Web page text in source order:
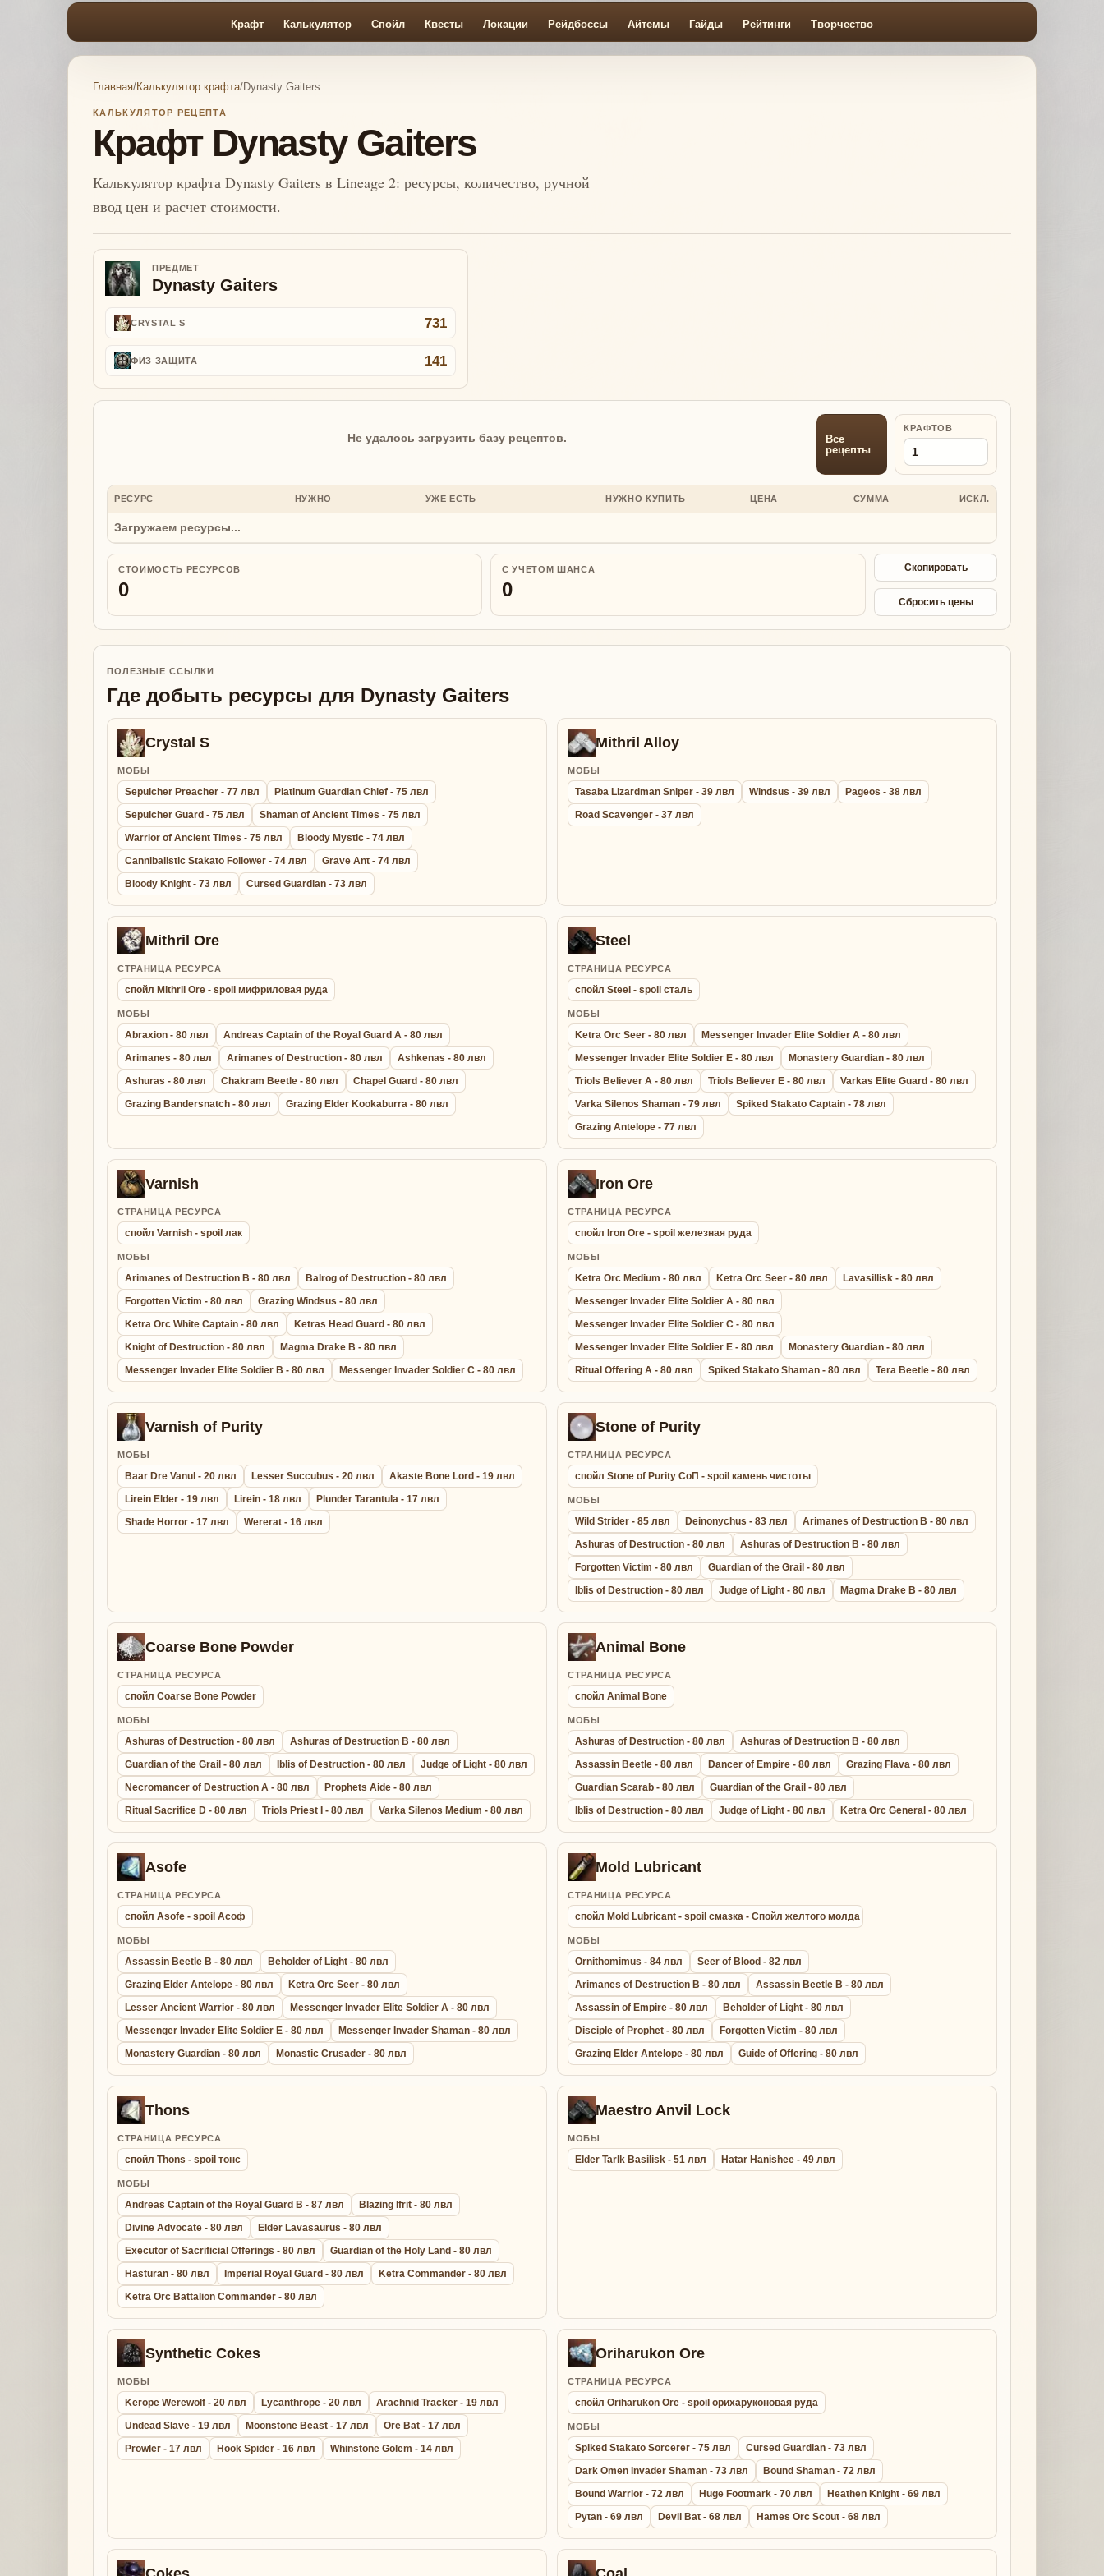
Крафт Калькулятор Спойл Квесты Локации Рейдбоссы Айтемы Гайды Рейтинги Творчество
Главная/Калькулятор крафта/Dynasty Gaiters
КАЛЬКУЛЯТОР РЕЦЕПТА
Крафт Dynasty Gaiters
Калькулятор крафта Dynasty Gaiters в Lineage 2: ресурсы, количество, ручной
ввод цен и расчет стоимости.
ПРЕДМЕТ
Dynasty Gaiters
CRYSTAL S 731
ФИЗ ЗАЩИТА 141
Не удалось загрузить базу рецептов.
Все
рецепты
КРАФТОВ
РЕСУРС НУЖНО УЖЕ ЕСТЬ НУЖНО КУПИТЬ ЦЕНА СУММА ИСКЛ.
Загружаем ресурсы...
СТОИМОСТЬ РЕСУРСОВ
0
С УЧЕТОМ ШАНСА
0
Скопировать
Сбросить цены
ПОЛЕЗНЫЕ ССЫЛКИ
Где добыть ресурсы для Dynasty Gaiters
Crystal S
МОБЫ
Sepulcher Preacher - 77 лвл
Platinum Guardian Chief - 75 лвл
Sepulcher Guard - 75 лвл
Shaman of Ancient Times - 75 лвл
Warrior of Ancient Times - 75 лвл
Bloody Mystic - 74 лвл
Cannibalistic Stakato Follower - 74 лвл
Grave Ant - 74 лвл
Bloody Knight - 73 лвл
Cursed Guardian - 73 лвл
Mithril Alloy
МОБЫ
Tasaba Lizardman Sniper - 39 лвл Windsus - 39 лвл
Pageos - 38 лвл
Road Scavenger - 37 лвл
Mithril Ore
СТРАНИЦА РЕСУРСА
спойл Mithril Ore - spoil мифриловая руда
МОБЫ
Abraxion - 80 лвл
Andreas Captain of the Royal Guard A - 80 лвл
Arimanes - 80 лвл
Arimanes of Destruction - 80 лвл
Ashkenas - 80 лвл
Ashuras - 80 лвл
Chakram Beetle - 80 лвл
Chapel Guard - 80 лвл
Grazing Bandersnatch - 80 лвл
Grazing Elder Kookaburra - 80 лвл
Steel
СТРАНИЦА РЕСУРСА
спойл Steel - spoil сталь
МОБЫ
Ketra Orc Seer - 80 лвл
Messenger Invader Elite Soldier A - 80 лвл
Messenger Invader Elite Soldier E - 80 лвл
Monastery Guardian - 80 лвл
Triols Believer A - 80 лвл
Triols Believer E - 80 лвл
Varkas Elite Guard - 80 лвл
Varka Silenos Shaman - 79 лвл
Spiked Stakato Captain - 78 лвл
Grazing Antelope - 77 лвл
Varnish
СТРАНИЦА РЕСУРСА
спойл Varnish - spoil лак
МОБЫ
Arimanes of Destruction B - 80 лвл
Balrog of Destruction - 80 лвл
Forgotten Victim - 80 лвл
Grazing Windsus - 80 лвл
Ketra Orc White Captain - 80 лвл
Ketras Head Guard - 80 лвл
Knight of Destruction - 80 лвл
Magma Drake B - 80 лвл
Messenger Invader Elite Soldier B - 80 лвл
Messenger Invader Soldier C - 80 лвл
Iron Ore
СТРАНИЦА РЕСУРСА
спойл Iron Ore - spoil железная руда
МОБЫ
Ketra Orc Medium - 80 лвл Ketra Orc Seer - 80 лвл
Lavasillisk - 80 лвл
Messenger Invader Elite Soldier A - 80 лвл
Messenger Invader Elite Soldier C - 80 лвл
Messenger Invader Elite Soldier E - 80 лвл
Monastery Guardian - 80 лвл
Ritual Offering A - 80 лвл
Spiked Stakato Shaman - 80 лвл Tera Beetle - 80 лвл
Varnish of Purity
МОБЫ
Baar Dre Vanul - 20 лвл Lesser Succubus - 20 лвл
Akaste Bone Lord - 19 лвл
Lirein Elder - 19 лвл
Lirein - 18 лвл
Plunder Tarantula - 17 лвл
Shade Horror - 17 лвл
Wererat - 16 лвл
Stone of Purity
СТРАНИЦА РЕСУРСА
спойл Stone of Purity СоП - spoil камень чистоты
МОБЫ
Wild Strider - 85 лвл Deinonychus - 83 лвл
Arimanes of Destruction B - 80 лвл
Ashuras of Destruction - 80 лвл
Ashuras of Destruction B - 80 лвл
Forgotten Victim - 80 лвл
Guardian of the Grail - 80 лвл
Iblis of Destruction - 80 лвл
Judge of Light - 80 лвл Magma Drake B - 80 лвл
Coarse Bone Powder
СТРАНИЦА РЕСУРСА
спойл Coarse Bone Powder
МОБЫ
Ashuras of Destruction - 80 лвл
Ashuras of Destruction B - 80 лвл
Guardian of the Grail - 80 лвл
Iblis of Destruction - 80 лвл
Judge of Light - 80 лвл
Necromancer of Destruction A - 80 лвл
Prophets Aide - 80 лвл
Ritual Sacrifice D - 80 лвл
Triols Priest I - 80 лвл Varka Silenos Medium - 80 лвл
Animal Bone
СТРАНИЦА РЕСУРСА
спойл Animal Bone
МОБЫ
Ashuras of Destruction - 80 лвл
Ashuras of Destruction B - 80 лвл
Assassin Beetle - 80 лвл
Dancer of Empire - 80 лвл
Grazing Flava - 80 лвл
Guardian Scarab - 80 лвл
Guardian of the Grail - 80 лвл
Iblis of Destruction - 80 лвл
Judge of Light - 80 лвл Ketra Orc General - 80 лвл
Asofe
СТРАНИЦА РЕСУРСА
спойл Asofe - spoil Асоф
МОБЫ
Assassin Beetle B - 80 лвл
Beholder of Light - 80 лвл
Grazing Elder Antelope - 80 лвл
Ketra Orc Seer - 80 лвл
Lesser Ancient Warrior - 80 лвл
Messenger Invader Elite Soldier A - 80 лвл
Messenger Invader Elite Soldier E - 80 лвл
Messenger Invader Shaman - 80 лвл
Monastery Guardian - 80 лвл
Monastic Crusader - 80 лвл
Mold Lubricant
СТРАНИЦА РЕСУРСА
спойл Mold Lubricant - spoil смазка - Спойл желтого молда
МОБЫ
Ornithomimus - 84 лвл
Seer of Blood - 82 лвл
Arimanes of Destruction B - 80 лвл
Assassin Beetle B - 80 лвл
Assassin of Empire - 80 лвл
Beholder of Light - 80 лвл
Disciple of Prophet - 80 лвл
Forgotten Victim - 80 лвл
Grazing Elder Antelope - 80 лвл
Guide of Offering - 80 лвл
Thons
СТРАНИЦА РЕСУРСА
спойл Thons - spoil тонс
МОБЫ
Andreas Captain of the Royal Guard B - 87 лвл
Blazing Ifrit - 80 лвл
Divine Advocate - 80 лвл
Elder Lavasaurus - 80 лвл
Executor of Sacrificial Offerings - 80 лвл
Guardian of the Holy Land - 80 лвл
Hasturan - 80 лвл
Imperial Royal Guard - 80 лвл
Ketra Commander - 80 лвл
Ketra Orc Battalion Commander - 80 лвл
Maestro Anvil Lock
МОБЫ
Elder Tarlk Basilisk - 51 лвл Hatar Hanishee - 49 лвл
Synthetic Cokes
МОБЫ
Kerope Werewolf - 20 лвл Lycanthrope - 20 лвл
Arachnid Tracker - 19 лвл
Undead Slave - 19 лвл
Moonstone Beast - 17 лвл
Ore Bat - 17 лвл
Prowler - 17 лвл
Hook Spider - 16 лвл Whinstone Golem - 14 лвл
Oriharukon Ore
СТРАНИЦА РЕСУРСА
спойл Oriharukon Ore - spoil орихаруконовая руда
МОБЫ
Spiked Stakato Sorcerer - 75 лвл
Cursed Guardian - 73 лвл
Dark Omen Invader Shaman - 73 лвл
Bound Shaman - 72 лвл
Bound Warrior - 72 лвл
Huge Footmark - 70 лвл
Heathen Knight - 69 лвл
Pytan - 69 лвл
Devil Bat - 68 лвл Hames Orc Scout - 68 лвл